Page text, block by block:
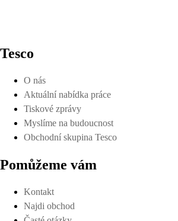
Tesco
O nás
Aktuální nabídka práce
Tiskové zprávy
Myslíme na budoucnost
Obchodní skupina Tesco
Pomůžeme vám
Kontakt
Najdi obchod